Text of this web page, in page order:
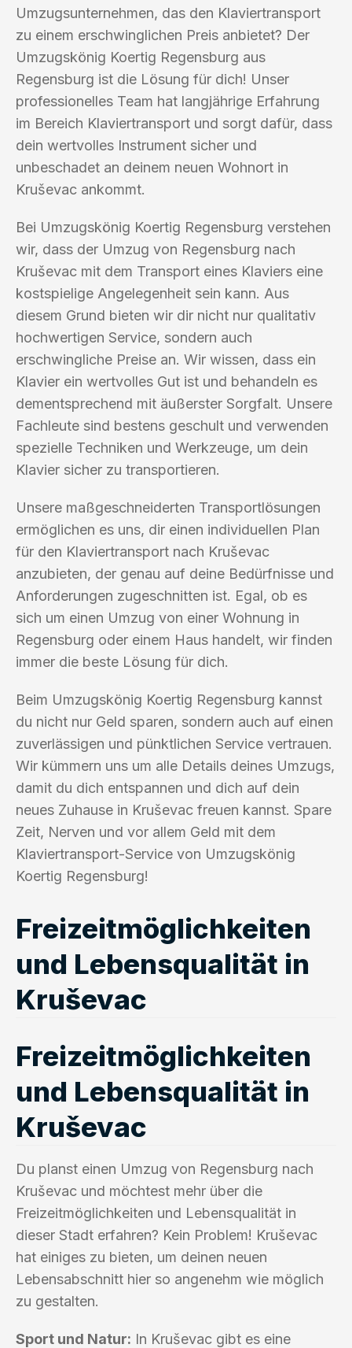
Umzugsunternehmen, das den Klaviertransport
zu einem erschwinglichen Preis anbietet? Der
Umzugskönig Koertig Regensburg aus
Regensburg ist die Lösung für dich! Unser
professionelles Team hat langjährige Erfahrung
im Bereich Klaviertransport und sorgt dafür, dass
dein wertvolles Instrument sicher und
unbeschadet an deinem neuen Wohnort in
Kruševac ankommt.
Bei Umzugskönig Koertig Regensburg verstehen
wir, dass der Umzug von Regensburg nach
Kruševac mit dem Transport eines Klaviers eine
kostspielige Angelegenheit sein kann. Aus
diesem Grund bieten wir dir nicht nur qualitativ
hochwertigen Service, sondern auch
erschwingliche Preise an. Wir wissen, dass ein
Klavier ein wertvolles Gut ist und behandeln es
dementsprechend mit äußerster Sorgfalt. Unsere
Fachleute sind bestens geschult und verwenden
spezielle Techniken und Werkzeuge, um dein
Klavier sicher zu transportieren.
Unsere maßgeschneiderten Transportlösungen
ermöglichen es uns, dir einen individuellen Plan
für den Klaviertransport nach Kruševac
anzubieten, der genau auf deine Bedürfnisse und
Anforderungen zugeschnitten ist. Egal, ob es
sich um einen Umzug von einer Wohnung in
Regensburg oder einem Haus handelt, wir finden
immer die beste Lösung für dich.
Beim Umzugskönig Koertig Regensburg kannst
du nicht nur Geld sparen, sondern auch auf einen
zuverlässigen und pünktlichen Service vertrauen.
Wir kümmern uns um alle Details deines Umzugs,
damit du dich entspannen und dich auf dein
neues Zuhause in Kruševac freuen kannst. Spare
Zeit, Nerven und vor allem Geld mit dem
Klaviertransport-Service von Umzugskönig
Koertig Regensburg!
Freizeitmöglichkeiten
und Lebensqualität in
Kruševac
Freizeitmöglichkeiten
und Lebensqualität in
Kruševac
Du planst einen Umzug von Regensburg nach
Kruševac und möchtest mehr über die
Freizeitmöglichkeiten und Lebensqualität in
dieser Stadt erfahren? Kein Problem! Kruševac
hat einiges zu bieten, um deinen neuen
Lebensabschnitt hier so angenehm wie möglich
zu gestalten.
Sport und Natur: In Kruševac gibt es eine